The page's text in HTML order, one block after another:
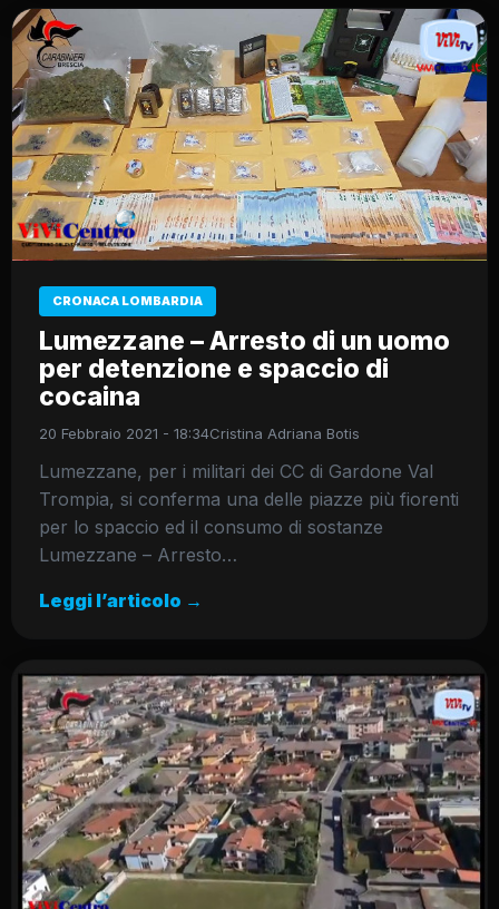
CRONACA LOMBARDIA
Lumezzane – Arresto di un uomo
per detenzione e spaccio di
cocaina
20 Febbraio 2021 - 18:34Cristina Adriana Botis
Lumezzane, per i militari dei CC di Gardone Val
Trompia, si conferma una delle piazze più fiorenti
per lo spaccio ed il consumo di sostanze
Lumezzane – Arresto…
Leggi l’articolo →